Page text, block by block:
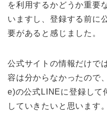
を利用するかどうか重要
いますし、登録する前に
要があると感じました。
公式サイトの情報だけで
容は分からなかったので
e)の公式LINEに登録して
していきたいと思います。